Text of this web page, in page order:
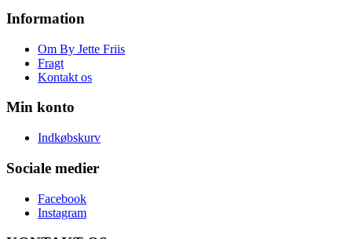
Information
Om By Jette Friis
Fragt
Kontakt os
Min konto
Indkøbskurv
Sociale medier
Facebook
Instagram